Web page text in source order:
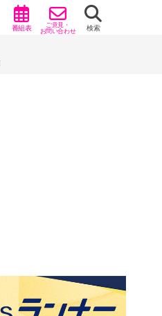
番組表 ご意見・
お問い合わせ 検索